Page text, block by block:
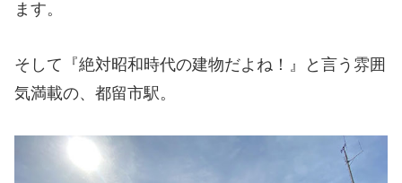
ます。
そして『絶対昭和時代の建物だよね！』と言う雰囲
気満載の、都留市駅。